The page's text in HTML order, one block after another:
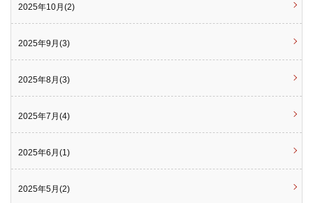
2025年10月(2)
2025年9月(3)
2025年8月(3)
2025年7月(4)
2025年6月(1)
2025年5月(2)